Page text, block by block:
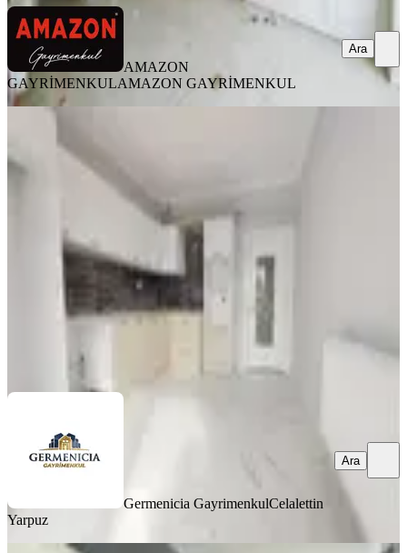
AMAZON
GAYRİMENKULAMAZON GAYRİMENKUL
Ara
Onikişubat, Hürriyet Mahallesi
·150 m² ·3. Kat
5.150.000 ₺
Germenicia GayrimenkulCelalettin
Yarpuz
Ara